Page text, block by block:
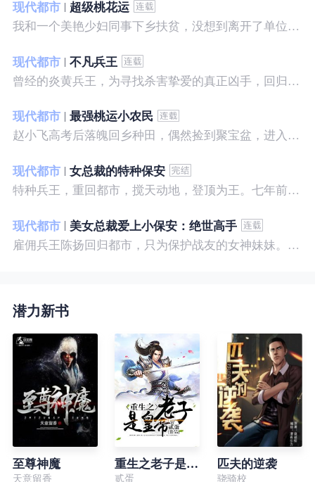
现代都市
超级桃花运
我和一个美艳少妇同事下乡扶贫，没想到离开了单位之后，她就性格大变……
现代都市
不凡兵王
曾经的炎黄兵王，为寻找杀害挚爱的真正凶手，回归都市，开始了一段精彩绝伦的征程。
现代都市
最强桃运小农民
赵小飞高考后落魄回乡种田，偶然捡到聚宝盆，进入聚宝洞，从此开启了发家致富、拳打村霸、坐拥美女的桃运巅峰人生！
现代都市
女总裁的特种保安
特种兵王，重回都市，搅天动地，登顶为王。七年前，他是社会底层的小混混，七年后，他是经历过战与火考验的特种兵王。
现代都市
美女总裁爱上小保安：绝世高手
雇佣兵王陈扬回归都市，只为保护战友的女神妹妹。繁华都市里，陈扬如鱼得水，，逍遥自在。
潜力新书
至尊神魔
天意留香
重生之老子是皇帝
贰蛋
匹夫的逆袭
骁骑校